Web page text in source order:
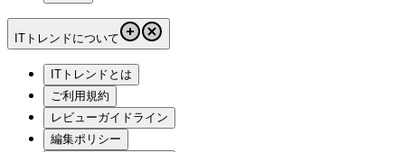
ITトレンドについて
ITトレンドとは
ご利用規約
レビューガイドライン
編集ポリシー